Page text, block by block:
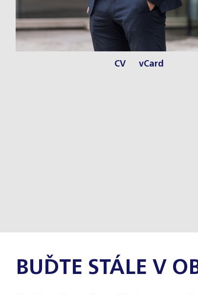
CV vCard
BUĎTE STÁLE V